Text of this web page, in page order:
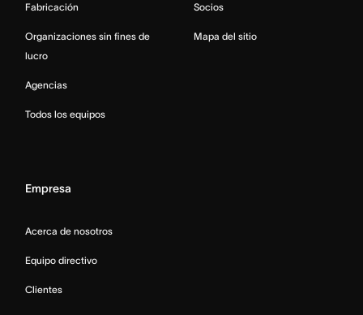
Fabricación
Organizaciones sin fines de
lucro
Agencias
Todos los equipos
Socios
Mapa del sitio
Empresa
Acerca de nosotros
Equipo directivo
Clientes